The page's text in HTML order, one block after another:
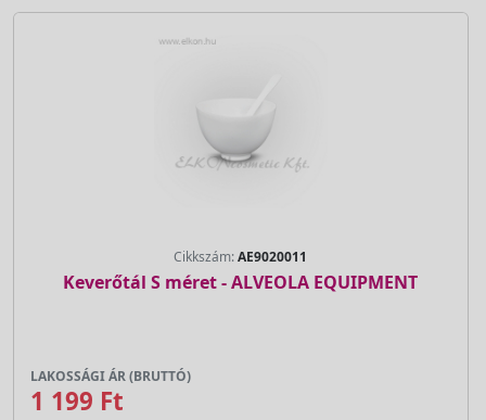
Cikkszám:AE9020011
Keverőtál S méret - ALVEOLA EQUIPMENT
LAKOSSÁGI ÁR (BRUTTÓ)
1 199 Ft